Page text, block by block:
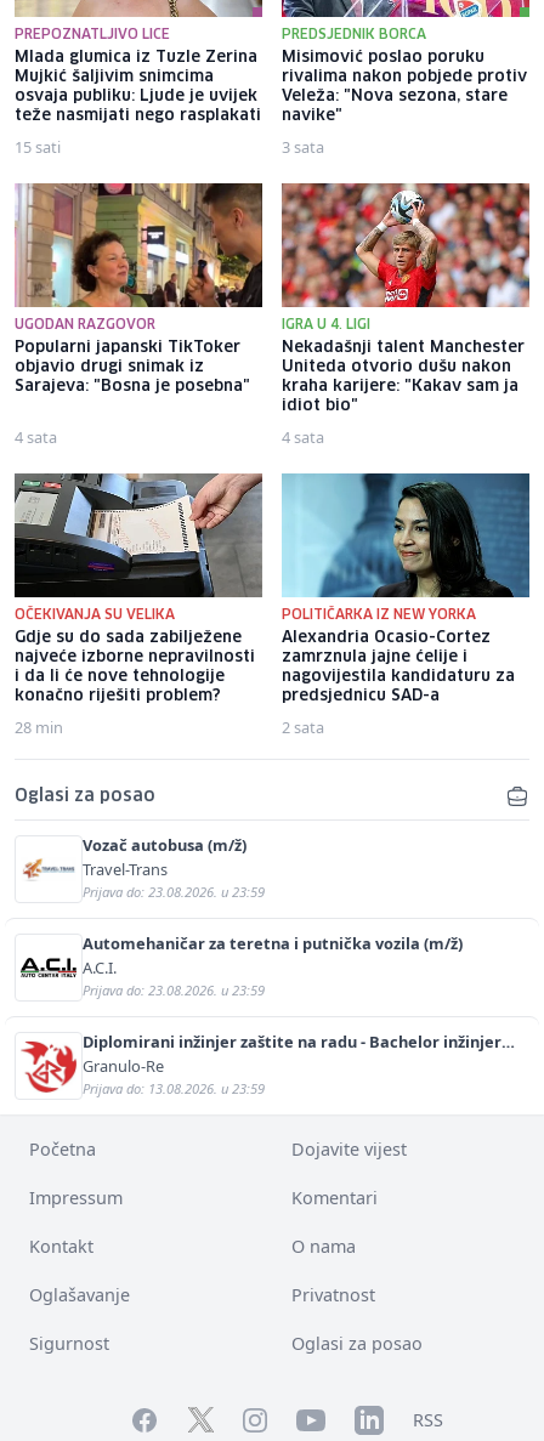
PREPOZNATLJIVO LICE
Mlada glumica iz Tuzle Zerina
Mujkić šaljivim snimcima
osvaja publiku: Ljude je uvijek
teže nasmijati nego rasplakati
15 sati
PREDSJEDNIK BORCA
Misimović poslao poruku
rivalima nakon pobjede protiv
Veleža: "Nova sezona, stare
navike"
3 sata
UGODAN RAZGOVOR
Popularni japanski TikToker
objavio drugi snimak iz
Sarajeva: "Bosna je posebna"
4 sata
IGRA U 4. LIGI
Nekadašnji talent Manchester
Uniteda otvorio dušu nakon
kraha karijere: "Kakav sam ja
idiot bio"
4 sata
OČEKIVANJA SU VELIKA
Gdje su do sada zabilježene
najveće izborne nepravilnosti
i da li će nove tehnologije
konačno riješiti problem?
28 min
POLITIČARKA IZ NEW YORKA
Alexandria Ocasio-Cortez
zamrznula jajne ćelije i
nagovijestila kandidaturu za
predsjednicu SAD-a
2 sata
Oglasi za posao
Vozač autobusa (m/ž)
Travel-Trans
Prijava do: 23.08.2026. u 23:59
Automehaničar za teretna i putnička vozila (m/ž)
A.C.I.
Prijava do: 23.08.2026. u 23:59
Diplomirani inžinjer zaštite na radu - Bachelor inžinjer
sigurnosti i pomoći (m/ž)
Granulo-Re
Prijava do: 13.08.2026. u 23:59
Početna Dojavite vijest
Impressum Komentari
Kontakt O nama
Oglašavanje Privatnost
Sigurnost Oglasi za posao
FacebookTwitterInstagramYouTubeLinkedInRSS